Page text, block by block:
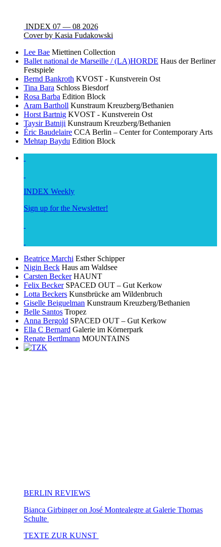
INDEX 07 — 08 2026
Cover by Kasia Fudakowski
Lee Bae Miettinen Collection
Ballet national de Marseille / (LA)HORDE Haus der Berliner
Festspiele
Bernd Bankroth KVOST - Kunstverein Ost
Tina Bara Schloss Biesdorf
Rosa Barba Edition Block
Aram Bartholl Kunstraum Kreuzberg/Bethanien
Horst Bartnig KVOST - Kunstverein Ost
Taysir Batniji Kunstraum Kreuzberg/Bethanien
Éric Baudelaire CCA Berlin – Center for Contemporary Arts
Mehtap Baydu Edition Block
INDEX Weekly
Sign up for the Newsletter!
Beatrice Marchi Esther Schipper
Nigin Beck Haus am Waldsee
Carsten Becker HAUNT
Felix Becker SPACED OUT – Gut Kerkow
Lotta Beckers Kunstbrücke am Wildenbruch
Giselle Beiguelman Kunstraum Kreuzberg/Bethanien
Belle Santos Tropez
Anna Bergold SPACED OUT – Gut Kerkow
Ella C Bernard Galerie im Körnerpark
Renate Bertlmann MOUNTAINS
BERLIN REVIEWS
Bianca Girbinger on José Montealegre at Galerie Thomas
Schulte
TEXTE ZUR KUNST